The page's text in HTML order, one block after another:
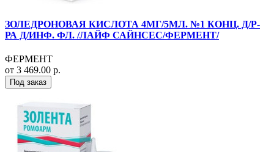
ЗОЛЕДРОНОВАЯ КИСЛОТА 4МГ/5МЛ. №1 КОНЦ. Д/Р-
РА Д/ИНФ. ФЛ. /ЛАЙФ САЙНСЕС/ФЕРМЕНТ/
ФЕРМЕНТ
от 3 469.00 р.
Под заказ